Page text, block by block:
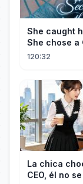
She caught
She chose a
cherished
120:32
La chica
CEO, él no